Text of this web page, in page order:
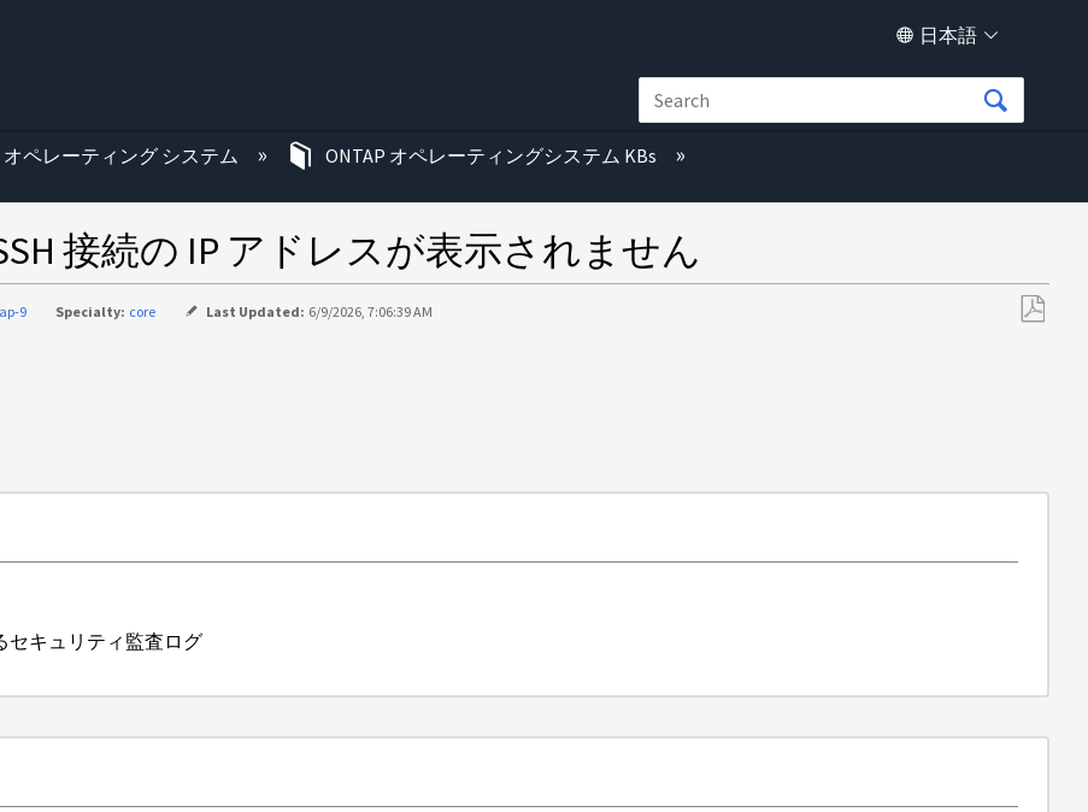
日本語
オペレーティング システム ONTAP オペレーティングシステム KBs
接続の IP アドレスが表示されません
9 Specialty: core Last Updated: 6/9/2026, 7:06:39 AM
セキュリティ監査ログ